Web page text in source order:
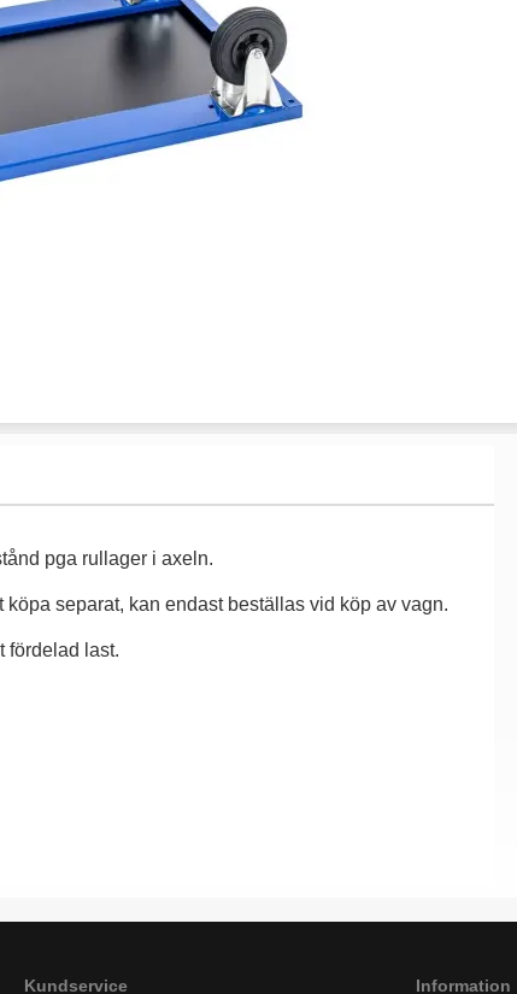
pga rullager i axeln.
separat, kan endast beställas vid köp av vagn.
fördelad last.
Kundservice Information